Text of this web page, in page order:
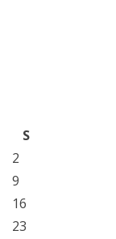
S
2
9
16
23